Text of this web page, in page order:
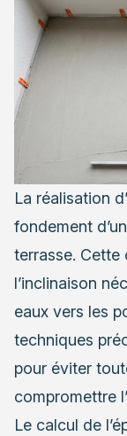
La réalisation
fondement
terrasse.
l’inclinaison
eaux vers les
techniques
pour éviter
compromettre
Le calcul de